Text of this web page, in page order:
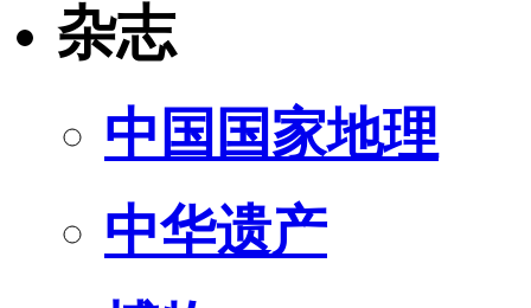
杂志
中国国家地理
中华遗产